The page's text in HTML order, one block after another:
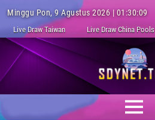
Minggu Pon, 9 Agustus 2026 | 01:30:10
Live Draw Taiwan Live Draw China Pools